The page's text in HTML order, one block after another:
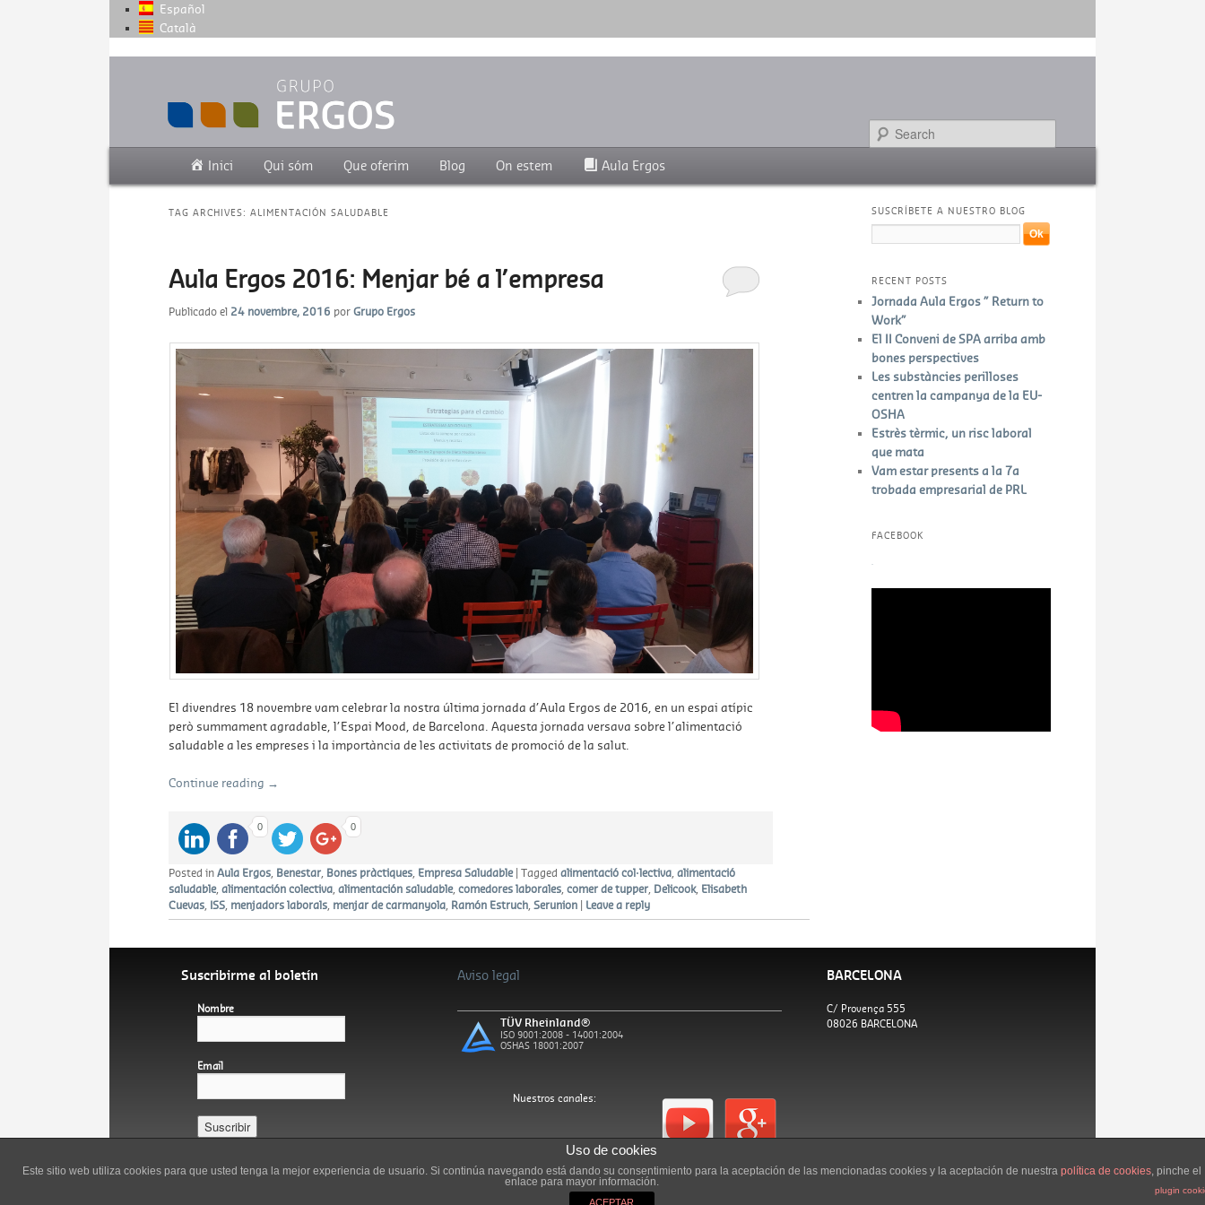
Español
Català
Grupo Ergos
Skip to primary content
Skip to secondary content
Inici Qui sóm Que oferim Blog On estem Aula Ergos
TAG ARCHIVES: ALIMENTACIÓN SALUDABLE
Aula Ergos 2016: Menjar bé a l’empresa
Publicado el 24 novembre, 2016 por Grupo Ergos
El divendres 18 novembre vam celebrar la nostra última jornada d’Aula Ergos de 2016, en un espai atípic
però summament agradable, l’Espai Mood, de Barcelona. Aquesta jornada versava sobre l’alimentació
saludable a les empreses i la importància de les activitats de promoció de la salut.
Continue reading →
0 0
Posted in Aula Ergos Benestar Bones pràctiques Empresa Saludable Tagged alimentació col·lectiva alimentació
saludable, alimentación colectiva alimentación saludable, comedores laborales comer de tupper Delicook, Elisabeth
Cuevas ISS menjadors laborals menjar de carmanyola Ramón Estruch Serunion Leave a reply
SUSCRÍBETE A NUESTRO BLOG
RECENT POSTS
Jornada Aula Ergos ” Return to
Work”
El II Conveni de SPA arriba amb
bones perspectives
Les substàncies perilloses
centren la campanya de la EU-
OSHA
Estrès tèrmic, un risc laboral
que mata
Vam estar presents a la 7a
trobada empresarial de PRL
FACEBOOK
W
Suscribirme al boletín
Nombre
Email
Aviso legal
TÜV Rheinland®
ISO 9001:2008 - 14001:2004
OSHAS 18001:2007
Nuestros canales:
BARCELONA
C/ Provença 555
08026 BARCELONA
Uso de cookies
Este sitio web utiliza cookies para que usted tenga la mejor experiencia de usuario. Si continúa navegando está dando su consentimiento para la aceptación de las mencionadas cookies y la aceptación de nuestra política de cookies, pinche el
enlace para mayor información.
plugin
ACEPTAR
Español